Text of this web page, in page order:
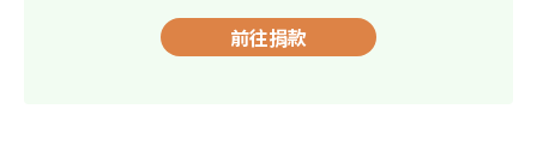
前往捐款